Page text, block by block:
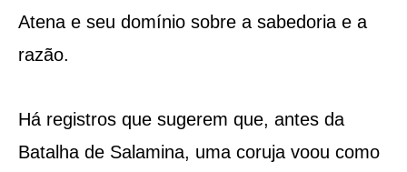
Atena e seu domínio sobre a sabedoria e a
razão.
Há registros que sugerem que, antes da
Batalha de Salamina, uma coruja voou como